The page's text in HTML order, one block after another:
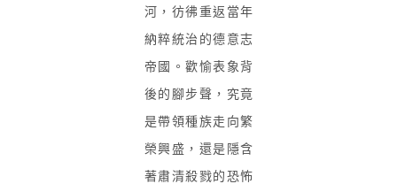
河，彷彿重返當年
納粹統治的德意志
帝國。歡愉表象背
後的腳步聲，究竟
是帶領種族走向繁
榮興盛，還是隱含
著肅清殺戮的恐怖